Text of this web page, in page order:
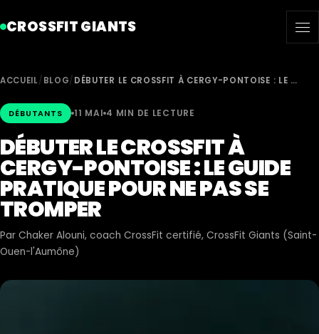
CROSSFIT GIANTS
ACCUEIL/ BLOG/ DÉBUTER LE CROSSFIT À CERGY-PONTOISE : LE …
DÉBUTANTS 11 MAI 4 MIN DE LECTURE
DÉBUTER LE CROSSFIT À
CERGY-PONTOISE : LE GUIDE
PRATIQUE POUR NE PAS SE
TROMPER
Par Chaker Alouni, coach CrossFit certifié, CrossFit Giants (Saint-
Ouen-l'Aumône)